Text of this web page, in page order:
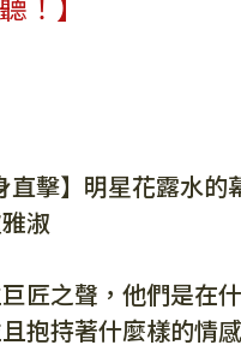
直擊】明星花露水的
淑
匠之聲，他們是在
抱持著什麼樣的情